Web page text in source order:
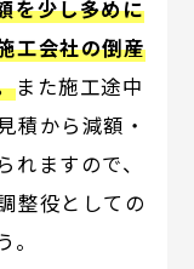
を少し多めに
工会社の倒産
また施工途中
積から減額・
ますので、
整役としての